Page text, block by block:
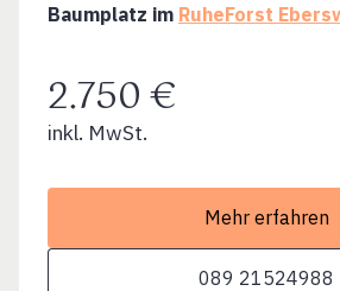
Baumplatz im RuheForst
2.750 €
inkl. MwSt.
Mehr erfahren
089 21524988